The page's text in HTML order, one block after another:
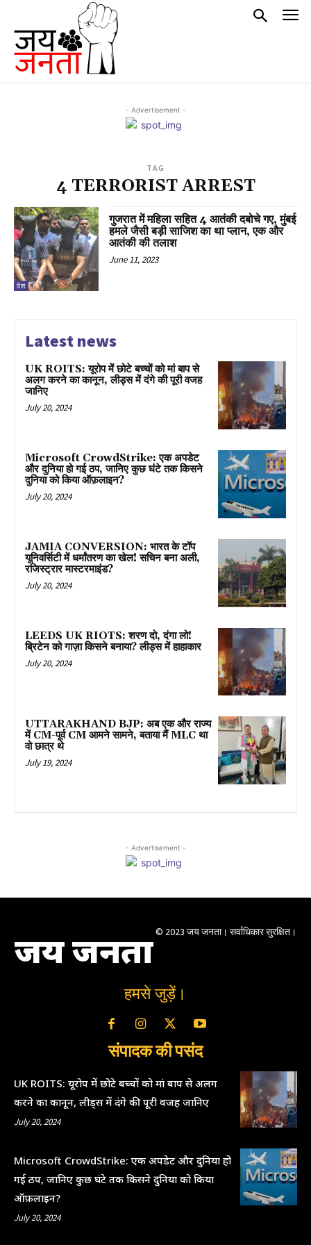
- Advertisement -
TAG
4 TERRORIST ARREST
देश
गुजरात में महिला सहित 4 आतंकी दबोचे गए, मुंबई
हमले जैसी बड़ी साजिश का था प्लान, एक और
आतंकी की तलाश
June 11, 2023
Latest news
UK ROITS: यूरोप में छोटे बच्चों को मां बाप से
अलग करने का कानून, लीड्स में दंगे की पूरी वजह
जानिए
July 20, 2024
Microsoft CrowdStrike: एक अपडेट
और दुनिया हो गई ठप, जानिए कुछ घंटे तक किसने
दुनिया को किया ऑफ़लाइन?
July 20, 2024
JAMIA CONVERSION: भारत के टॉप
यूनिवर्सिटी में धर्मांतरण का खेल! सचिन बना अली,
रजिस्ट्रार मास्टरमाइंड?
July 20, 2024
LEEDS UK RIOTS: शरण दो, दंगा लो!
ब्रिटेन को गाज़ा किसने बनाया? लीड्स में हाहाकार
July 20, 2024
UTTARAKHAND BJP: अब एक और राज्य
में CM-पूर्व CM आमने सामने, बताया मैं MLC था
वो छात्र थे
July 19, 2024
- Advertisement -
जय जनता © 2023 जय जनता। सर्वाधिकार सुरक्षित।
हमसे जुड़ें।
संपादक की पसंद
UK ROITS: यूरोप में छोटे बच्चों को मां बाप से अलग
करने का कानून, लीड्स में दंगे की पूरी वजह जानिए
July 20, 2024
Microsoft CrowdStrike: एक अपडेट और दुनिया हो
गई ठप, जानिए कुछ घंटे तक किसने दुनिया को किया
ऑफ़लाइन?
July 20, 2024